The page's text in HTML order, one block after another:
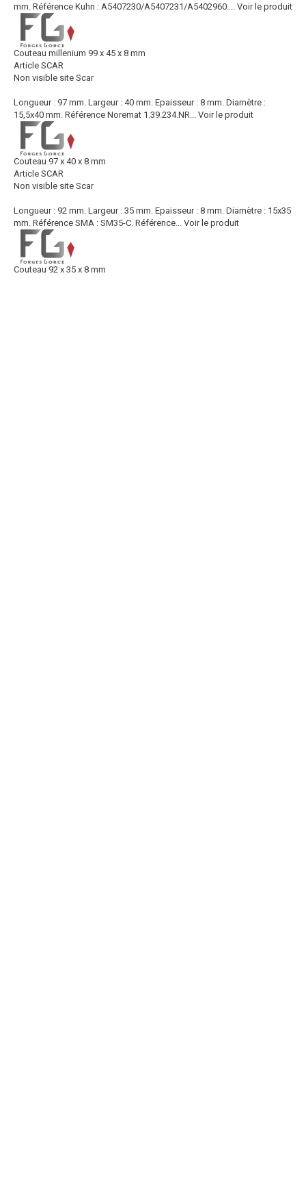
mm. Référence Kuhn : A5407230/A5407231/A5402960....
Voir le produit
Couteau millenium 99 x 45 x 8 mm
Article SCAR
Non visible site Scar
Longueur : 97 mm. Largeur : 40 mm. Epaisseur : 8 mm. Diamètre :
15,5x40 mm. Référence Noremat 1.39.234.NR...
Voir le produit
Couteau 97 x 40 x 8 mm
Article SCAR
Non visible site Scar
Longueur : 92 mm. Largeur : 35 mm. Epaisseur : 8 mm. Diamètre : 15x35
mm. Référence SMA : SM35-C. Référence...
Voir le produit
Couteau 92 x 35 x 8 mm